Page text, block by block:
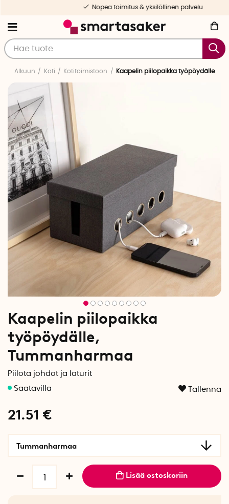
Nopea toimitus & yksilöllinen palvelu
Alkuun Koti Kotitoimistoon Kaapelin piilopaikka työpöydälle
Kaapelin piilopaikka
työpöydälle,
Tummanharmaa
Piilota johdot ja laturit
Tallenna
21.51 €
Tummanharmaa
Lisää ostoskoriin